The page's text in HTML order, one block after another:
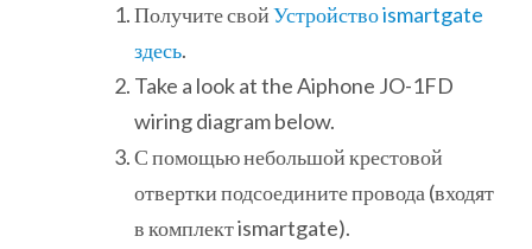
Получите свойУстройство ismartgate
здесь.
Take a look at the Aiphone JO-1FD
wiring diagram below.
С помощью небольшой крестовой
отвертки подсоедините провода (входят
в комплект ismartgate).